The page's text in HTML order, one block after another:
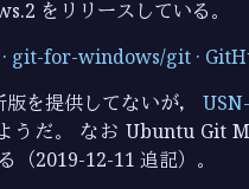
をリリースしている。
git-for-windows/git ·
を提供してないが，
うだ。 なお Ubuntu Git
2019-12-11 追記）。